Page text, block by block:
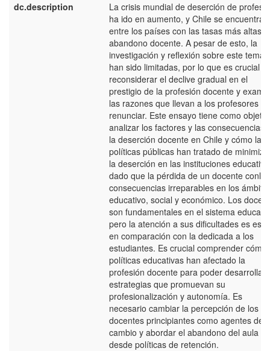
dc.description
La crisis mundial de deserción de
ha ido en aumento, y Chile se encuentra
entre los países con las tasas más altas
abandono docente. A pesar de esto, la
investigación y reflexión sobre este tema
han sido limitadas, por lo que es crucial
reconsiderar el declive gradual en el
prestigio de la profesión docente y
las razones que llevan a los profesores a
renunciar. Este ensayo tiene como objeto
analizar los factores y las consecuencias
la deserción docente en Chile y cómo las
políticas públicas han tratado de
la deserción en las instituciones
dado que la pérdida de un docente
consecuencias irreparables en los
educativo, social y económico. Los
son fundamentales en el sistema
pero la atención a sus dificultades es
en comparación con la dedicada a los
estudiantes. Es crucial comprender cómo
políticas educativas han afectado la
profesión docente para poder desarrollar
estrategias que promuevan su
profesionalización y autonomía. Es
necesario cambiar la percepción de los
docentes principiantes como agentes de
cambio y abordar el abandono del aula
desde políticas de retención.